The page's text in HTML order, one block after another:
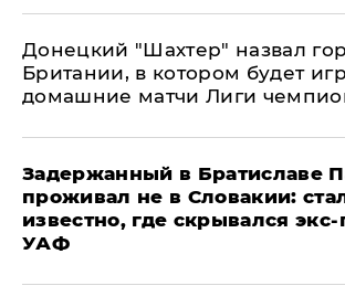
Донецкий "Шахтер" назвал
Британии, в котором будет
домашние матчи Лиги
Задержанный в Братиславе
проживал не в Словакии:
известно, где скрывался экс-
УАФ